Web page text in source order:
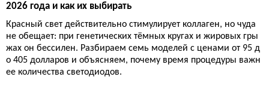
2026 года и как их выбирать
Красный свет действительно стимулирует коллаген, но чуда
не обещает: при генетических тёмных кругах и жировых гры
жах он бессилен. Разбираем семь моделей с ценами от 95 д
о 405 долларов и объясняем, почему время процедуры важн
ее количества светодиодов.